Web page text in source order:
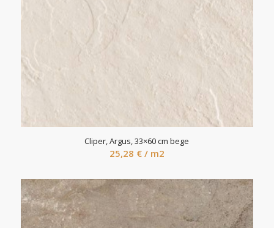
Cliper, Argus, 33×60 cm bege
25,28 € / m2